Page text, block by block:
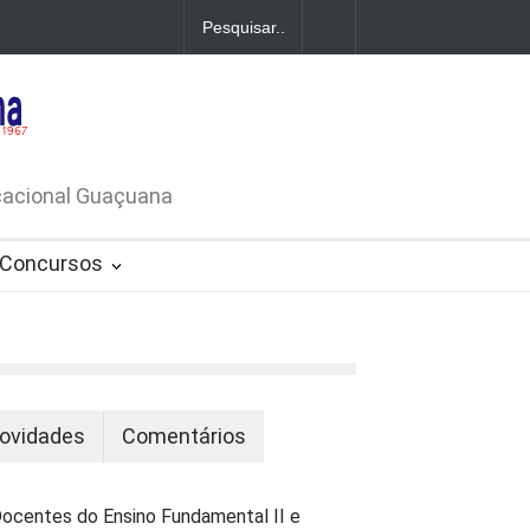
Nº
Guaçuana
Concursos
Comentários
do Ensino Fundamental II e